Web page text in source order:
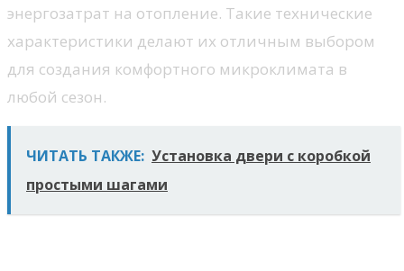
энергозатрат на отопление. Такие технические
характеристики делают их отличным выбором
для создания комфортного микроклимата в
любой сезон.
ЧИТАТЬ ТАКЖЕ: Установка двери с коробкой
простыми шагами